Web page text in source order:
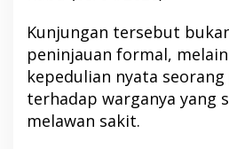
Kunjungan tersebut
peninjauan formal,
kepedulian nyata
terhadap warganya yang
melawan sakit.